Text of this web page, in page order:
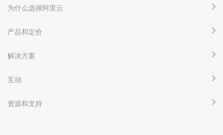
为什么选择阿里云
产品和定价
解决方案
互动
资源和支持